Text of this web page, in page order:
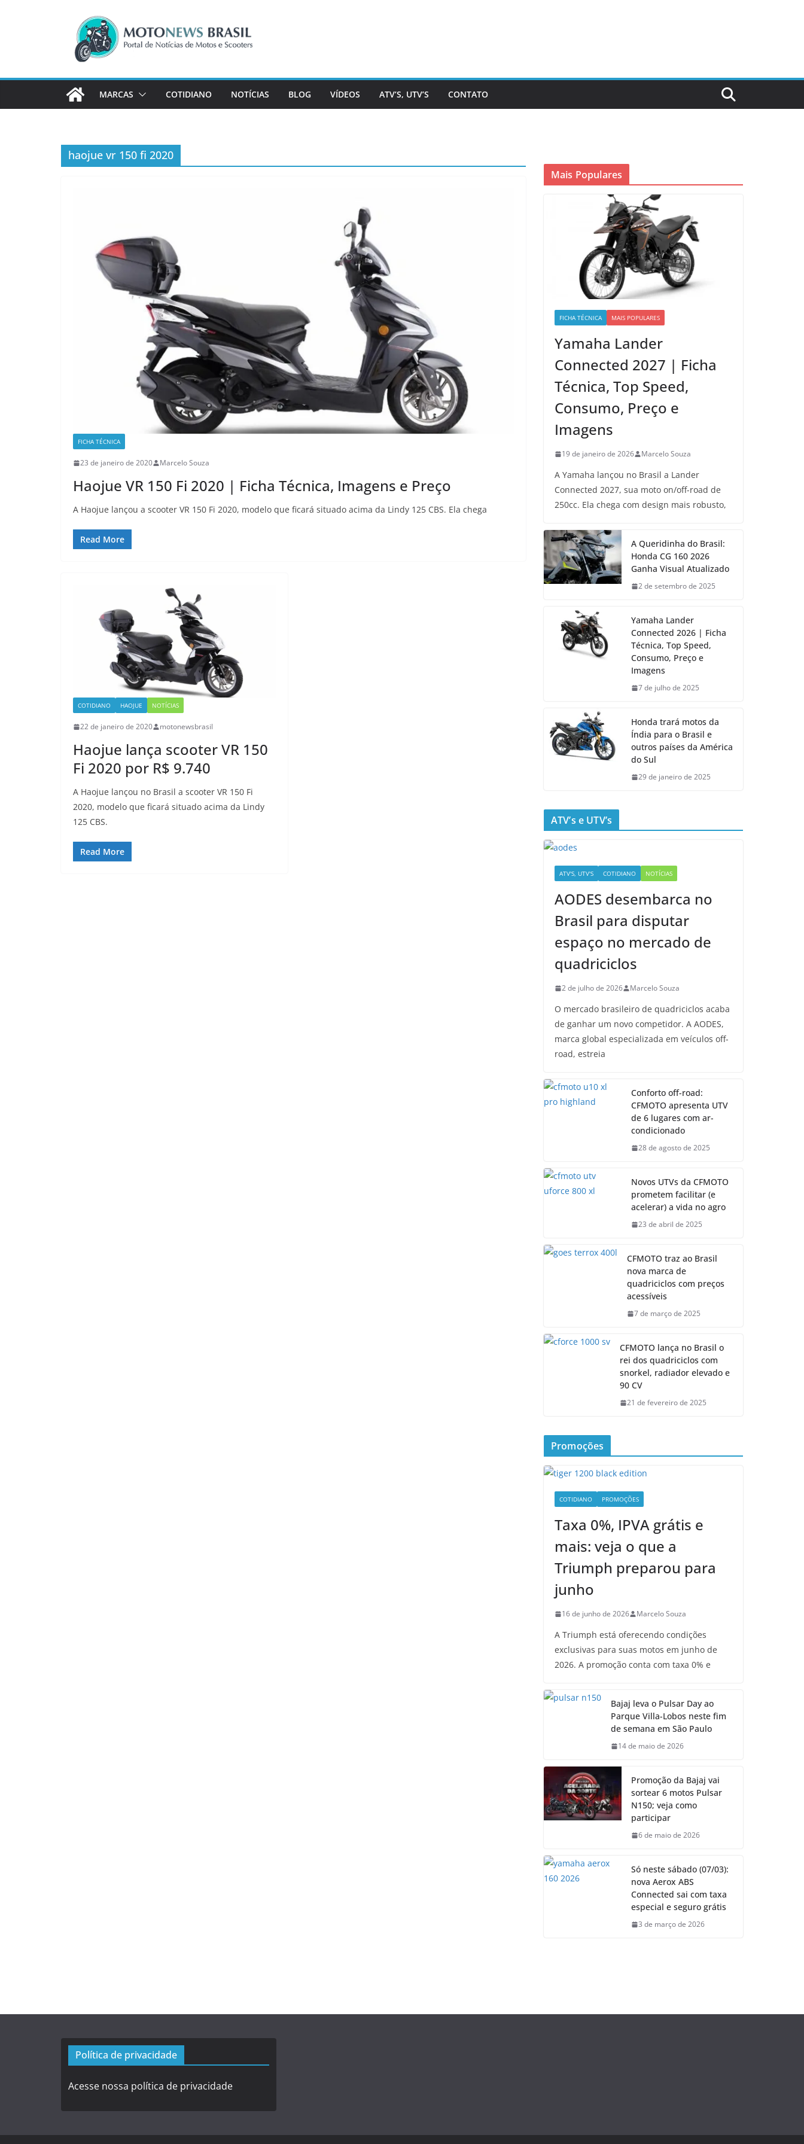
MARCAS COTIDIANO NOTÍCIAS BLOG VÍDEOS ATV’S, UTV’S CONTATO
haojue vr 150 fi 2020
FICHA TÉCNICA
23 de janeiro de 2020 Marcelo Souza
Haojue VR 150 Fi 2020 | Ficha Técnica, Imagens e Preço
A Haojue lançou a scooter VR 150 Fi 2020, modelo que ficará situado acima da Lindy 125 CBS. Ela chega
Read More
COTIDIANO HAOJUE NOTÍCIAS
22 de janeiro de 2020 motonewsbrasil
Haojue lança scooter VR 150
Fi 2020 por R$ 9.740
A Haojue lançou no Brasil a scooter VR 150 Fi
2020, modelo que ficará situado acima da Lindy
125 CBS.
Read More
Mais Populares
FICHA TÉCNICA MAIS POPULARES
Yamaha Lander
Connected 2027 | Ficha
Técnica, Top Speed,
Consumo, Preço e
Imagens
19 de janeiro de 2026 Marcelo Souza
A Yamaha lançou no Brasil a Lander
Connected 2027, sua moto on/off-road de
250cc. Ela chega com design mais robusto,
A Queridinha do Brasil:
Honda CG 160 2026
Ganha Visual Atualizado
2 de setembro de 2025
Yamaha Lander
Connected 2026 | Ficha
Técnica, Top Speed,
Consumo, Preço e
Imagens
7 de julho de 2025
Honda trará motos da
Índia para o Brasil e
outros países da América
do Sul
29 de janeiro de 2025
ATV’s e UTV’s
ATV'S, UTV'S COTIDIANO NOTÍCIAS
AODES desembarca no
Brasil para disputar
espaço no mercado de
quadriciclos
2 de julho de 2026 Marcelo Souza
O mercado brasileiro de quadriciclos acaba
de ganhar um novo competidor. A AODES,
marca global especializada em veículos off-
road, estreia
Conforto off-road:
CFMOTO apresenta UTV
de 6 lugares com ar-
condicionado
28 de agosto de 2025
Novos UTVs da CFMOTO
prometem facilitar (e
acelerar) a vida no agro
23 de abril de 2025
CFMOTO traz ao Brasil
nova marca de
quadriciclos com preços
acessíveis
7 de março de 2025
CFMOTO lança no Brasil o
rei dos quadriciclos com
snorkel, radiador elevado e
90 CV
21 de fevereiro de 2025
Promoções
COTIDIANO PROMOÇÕES
Taxa 0%, IPVA grátis e
mais: veja o que a
Triumph preparou para
junho
16 de junho de 2026 Marcelo Souza
A Triumph está oferecendo condições
exclusivas para suas motos em junho de
2026. A promoção conta com taxa 0% e
Bajaj leva o Pulsar Day ao
Parque Villa-Lobos neste fim
de semana em São Paulo
14 de maio de 2026
Promoção da Bajaj vai
sortear 6 motos Pulsar
N150; veja como
participar
6 de maio de 2026
Só neste sábado (07/03):
nova Aerox ABS
Connected sai com taxa
especial e seguro grátis
3 de março de 2026
Política de privacidade
Acesse nossa política de privacidade